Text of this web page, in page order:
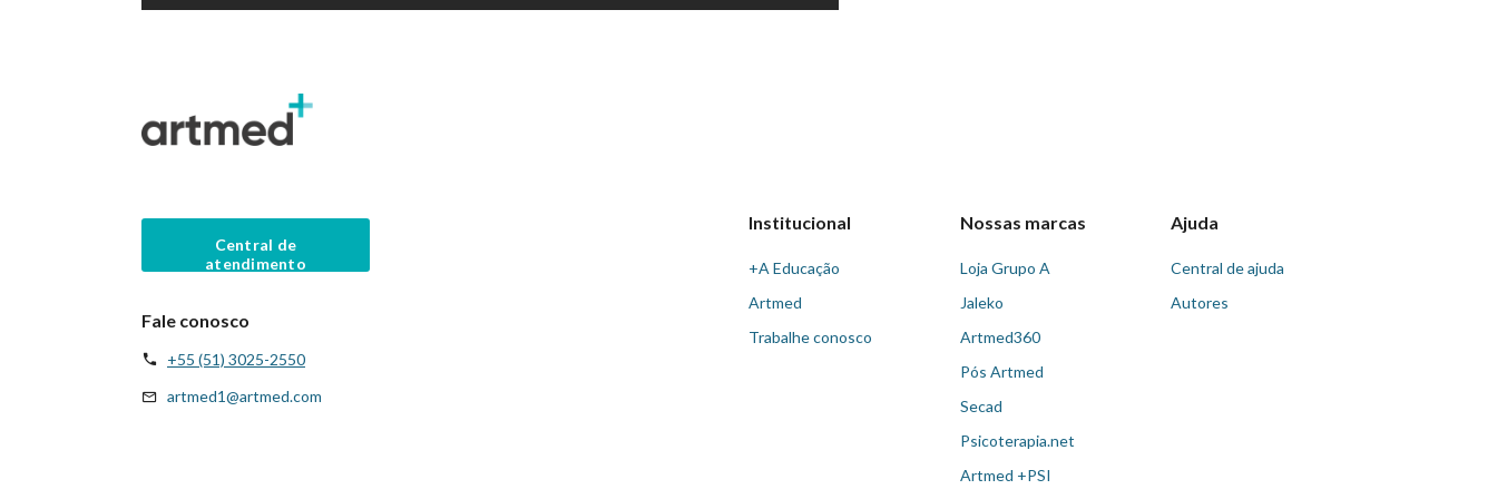
Central de
atendimento
Fale conosco
+55 (51) 3025-2550
artmed1@artmed.com
Institucional
+A Educação
Artmed
Trabalhe conosco
Nossas marcas
Loja Grupo A
Jaleko
Artmed360
Pós Artmed
Secad
Psicoterapia.net
Artmed +PSI
Ajuda
Central de ajuda
Autores